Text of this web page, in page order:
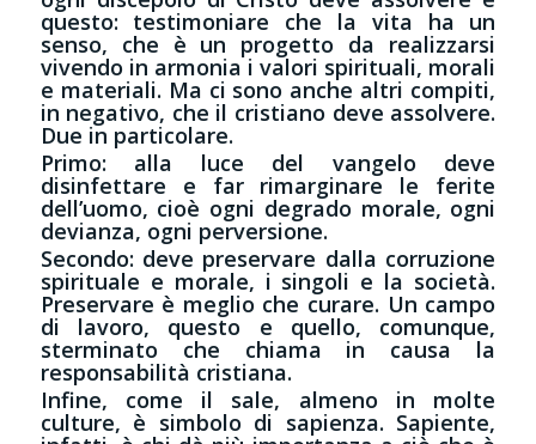
questo: testimoniare che la vita ha un
senso, che è un progetto da realizzarsi
vivendo in armonia i valori spirituali, morali
e materiali. Ma ci sono anche altri compiti,
in negativo, che il cristiano deve assolvere.
Due in particolare.
Primo: alla luce del vangelo deve
disinfettare e far rimarginare le ferite
dell’uomo, cioè ogni degrado morale, ogni
devianza, ogni perversione.
Secondo: deve preservare dalla corruzione
spirituale e morale, i singoli e la società.
Preservare è meglio che curare. Un campo
di lavoro, questo e quello, comunque,
sterminato che chiama in causa la
responsabilità cristiana.
Infine, come il sale, almeno in molte
culture, è simbolo di sapienza. Sapiente,